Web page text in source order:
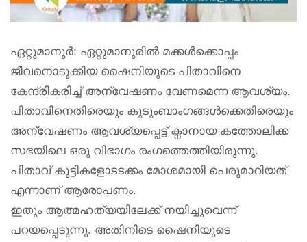
ഏറ്റുമാനൂർ: ഏറ്റുമാനൂരിൽ മക്കൾക്കൊപ്പം
ജീവനൊടുക്കിയ ഷൈനിയുടെ പിതാവിനെ
കേന്ദ്രീകരിച്ച് അന്വേഷണം വേണമെന്ന ആവശ്യം.
പിതാവിനെതിരെയും കുടുംബാംഗങ്ങൾക്കെതിരെയും
അന്വേഷണം ആവശ്യപ്പെട്ട് ക്നാനായ കത്തോലിക്ക
സഭയിലെ ഒരു വിഭാഗം രംഗത്തെത്തിയിരുന്നു.
പിതാവ് കുട്ടികളോടടക്കം മോശമായി പെരുമാറിയത്
എന്നാണ് ആരോപണം.
ഇതും ആത്മഹത്യയിലേക്ക് നയിച്ചുവെന്ന്
പറയപ്പെടുന്നു. അതിനിടെ ഷൈനിയുടെ